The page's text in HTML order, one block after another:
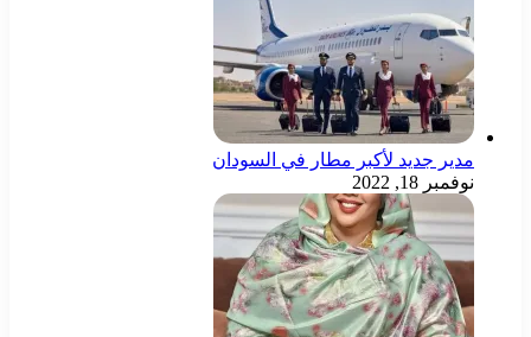
مدير جديد لأكبر مطار في السودان
نوفمبر 18, 2022